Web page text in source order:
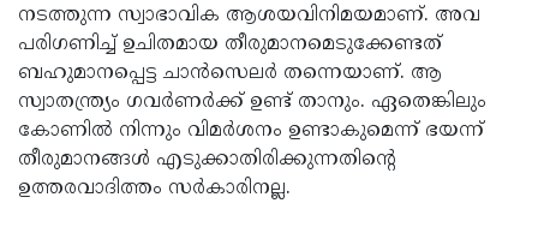
നടത്തുന്ന സ്വാഭാവിക ആശയവിനിമയമാണ്. അവ
പരിഗണിച്ച് ഉചിതമായ തീരുമാനമെടുക്കേണ്ടത്
ബഹുമാനപ്പെട്ട ചാന്‍സെലര്‍ തന്നെയാണ്. ആ
സ്വാതന്ത്ര്യം ഗവര്‍ണര്‍ക്ക് ഉണ്ട് താനും. ഏതെങ്കിലും
കോണില്‍ നിന്നും വിമര്‍ശനം ഉണ്ടാകുമെന്ന് ഭയന്ന്
തീരുമാനങ്ങള്‍ എടുക്കാതിരിക്കുന്നതിന്റെ
ഉത്തരവാദിത്തം സര്‍കാരിനല്ല.